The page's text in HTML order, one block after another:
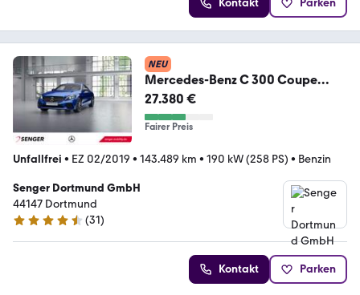
Kontakt Parken
NEU
Mercedes-Benz C 300 Coupe
AMG Night Distronic Burmester
19"
27.380 €
Fairer Preis
Unfallfrei • EZ 02/2019 • 143.489 km • 190 kW (258 PS) • Benzin
Senger Dortmund GmbH
44147 Dortmund
4.5 Sterne
(31)
Kontakt Parken